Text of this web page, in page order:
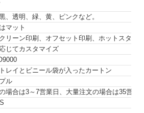
、透明、緑、黄、ピンクなど。
マット
リーン印刷、オフセット印刷、ホットスタン
じてカスタマイズ
レイとビニール袋が入ったカートン
ル
場合は3～7営業日、大量注文の場合は35営業